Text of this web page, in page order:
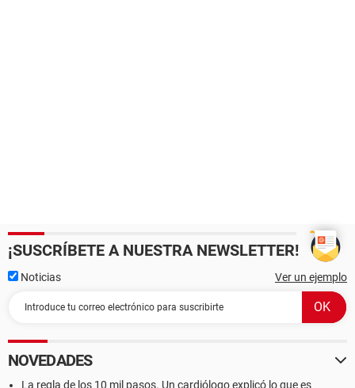
¡SUSCRÍBETE A NUESTRA NEWSLETTER!
Noticias Ver un ejemplo
NOVEDADES
La regla de los 10 mil pasos. Un cardiólogo explicó lo que es